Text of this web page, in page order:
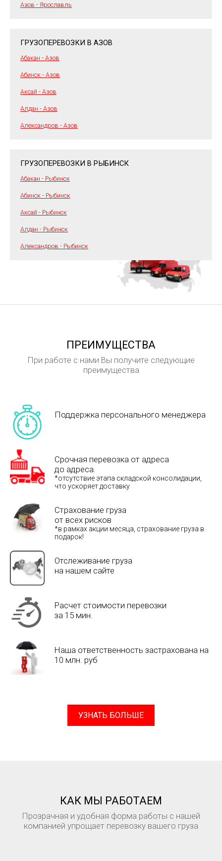
Азов - Ярославль
ГРУЗОПЕРЕВОЗКИ В АЗОВ
Абакан - Азов
Абинск - Азов
Аксай - Азов
Алдан - Азов
Александров - Азов
ГРУЗОПЕРЕВОЗКИ В РЫБИНСК
Абакан - Рыбинск
Абинск - Рыбинск
Аксай - Рыбинск
Алдан - Рыбинск
Александров - Рыбинск
ПРЕИМУЩЕСТВА
При работе с нами Вы получите следующие
преимущества
Поддержка персонального менеджера
Срочная перевозка от адреса
до адреса.
*отсутствие этапа складской консолидации,
что ускоряет доставку
Страхование груза
от всех рисков
*в рамках акции месяца, страхование груза в
подарок!
Отслеживание груза
на нашем сайте
Расчет стоимости перевозки
за 15 мин.
Наша ответственность застрахована на
10 млн. руб
УЗНАТЬ БОЛЬШЕ
КАК МЫ РАБОТАЕМ
Прозрачная и удобная форма работы с нашей
компанией упрощает перевозку вашего груза